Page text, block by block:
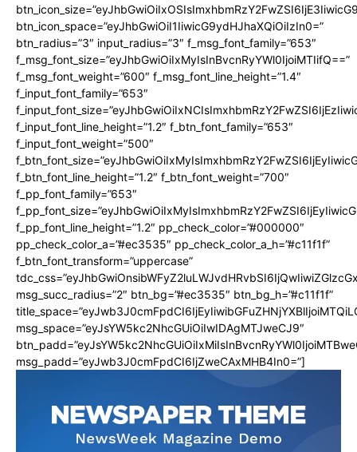
btn_icon_space=”eyJhbGwiOiI1IiwicG9ydHJhaXQiOiIzIn0=”
btn_radius=”3″ input_radius=”3″ f_msg_font_family=”653″
f_msg_font_size=”eyJhbGwiOiIxMyIsInBvcnRyYWl0IjoiMTIifQ==”
f_msg_font_weight=”600″ f_msg_font_line_height=”1.4″
f_input_font_family=”653″
f_input_font_line_height=”1.2″ f_btn_font_family=”653″
f_input_font_weight=”500″
f_btn_font_line_height=”1.2″ f_btn_font_weight=”700″
f_pp_font_family=”653″
f_pp_font_line_height=”1.2″ pp_check_color=”#000000″
pp_check_color_a=”#ec3535″ pp_check_color_a_h=”#c11f1f”
f_btn_font_transform=”uppercase”
msg_succ_radius=”2″ btn_bg=”#ec3535″ btn_bg_h=”#c11f1f”
msg_space=”eyJsYW5kc2NhcGUiOiIwIDAgMTJweCJ9″
msg_padd=”eyJwb3J0cmFpdCI6IjZweCAxMHB4In0=”]